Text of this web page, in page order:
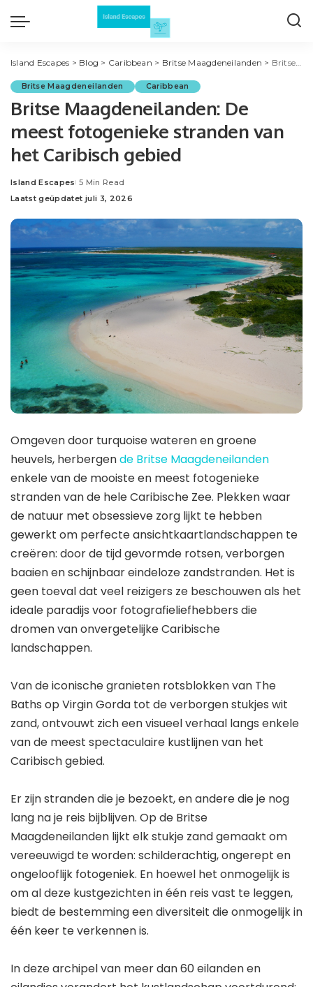
Island Escapes > Blog > Caribbean > Britse Maagdeneilanden > Britse Maagdeneilanden: De meest fotogenieke stranden van het Caribisch gebied
Britse Maagdeneilanden Caribbean
Britse Maagdeneilanden: De
meest fotogenieke stranden van
het Caribisch gebied
Posted
by
Island Escapes 5 Min Read
Laatst geüpdatet juli 3, 2026
Omgeven door turquoise wateren en groene
heuvels, herbergende Britse Maagdeneilanden
enkele van de mooiste en meest fotogenieke
stranden van de hele Caribische Zee. Plekken waar
de natuur met obsessieve zorg lijkt te hebben
gewerkt om perfecte ansichtkaartlandschappen te
creëren: door de tijd gevormde rotsen, verborgen
baaien en schijnbaar eindeloze zandstranden. Het is
geen toeval dat veel reizigers ze beschouwen als het
ideale paradijs voor fotografieliefhebbers die
dromen van onvergetelijke Caribische
landschappen.
Van de iconische granieten rotsblokken van The
Baths op Virgin Gorda tot de verborgen stukjes wit
zand, ontvouwt zich een visueel verhaal langs enkele
van de meest spectaculaire kustlijnen van het
Caribisch gebied.
Er zijn stranden die je bezoekt, en andere die je nog
lang na je reis bijblijven. Op de Britse
Maagdeneilanden lijkt elk stukje zand gemaakt om
vereeuwigd te worden: schilderachtig, ongerept en
ongelooflijk fotogeniek. En hoewel het onmogelijk is
om al deze kustgezichten in één reis vast te leggen,
biedt de bestemming een diversiteit die onmogelijk in
één keer te verkennen is.
In deze archipel van meer dan 60 eilanden en